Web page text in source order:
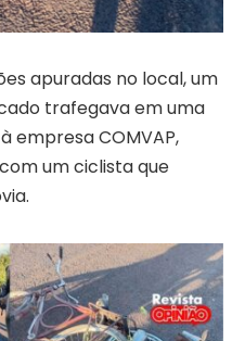
apuradas no local, um
trafegava em uma
empresa COMVAP,
um ciclista que